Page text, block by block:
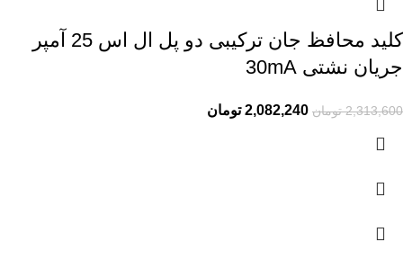
کلید محافظ جان ترکیبی دو پل ال اس 25 آمپر
جریان نشتی 30mA
2,313,600 تومان 2,082,240 تومان